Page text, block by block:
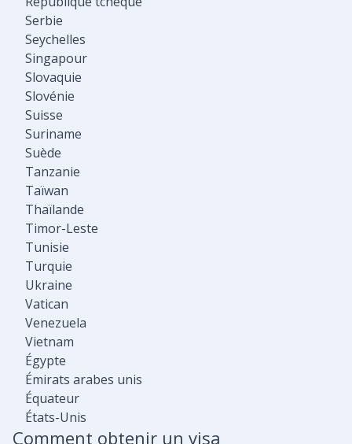
Serbie
Seychelles
Singapour
Slovaquie
Slovénie
Suisse
Suriname
Suède
Tanzanie
Taïwan
Thaïlande
Timor-Leste
Tunisie
Turquie
Ukraine
Vatican
Venezuela
Vietnam
Égypte
Émirats arabes unis
Équateur
États-Unis
Comment obtenir un visa